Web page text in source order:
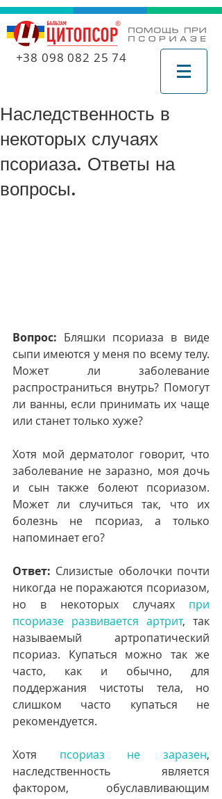
+38 098 082 25 74
Наследственность в
некоторых случаях
псориаза. Ответы на
вопросы.
Вопрос: Бляшки псориаза в виде
сыпи имеются у меня по всему телу.
Может ли заболевание
распространиться внутрь? Помогут
ли ванны, если принимать их чаще
или станет только хуже?
Хотя мой дерматолог говорит, что
заболевание не заразно, моя дочь
и сын также болеют псориазом.
Может ли случиться так, что их
болезнь не псориаз, а только
напоминает его?
Ответ: Слизистые оболочки почти
никогда не поражаются псориазом,
но в некоторых случаях при
псориазе развивается артрит, так
называемый артропатический
псориаз. Купаться можно так же
часто, как и обычно, для
поддержания чистоты тела, но
слишком часто купаться не
рекомендуется.
Хотя псориаз не заразен,
наследственность является
фактором, обуславливающим